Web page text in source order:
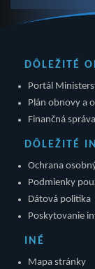
DÔLEŽITÉ
Portál
Plán obnovy a
Finančná
DÔLEŽITÉ
Ochrana
Podmienky
Dátová politika
Poskytovanie
INÉ
Mapa stránky